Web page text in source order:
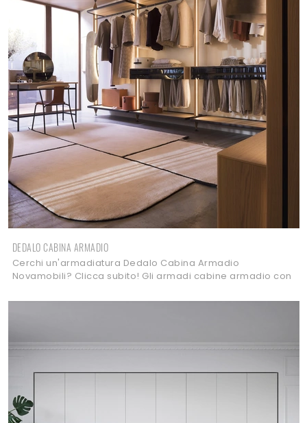
DEDALO CABINA ARMADIO
Cerchi un'armadiatura Dedalo Cabina Armadio
Novamobili? Clicca subito! Gli armadi cabine armadio con